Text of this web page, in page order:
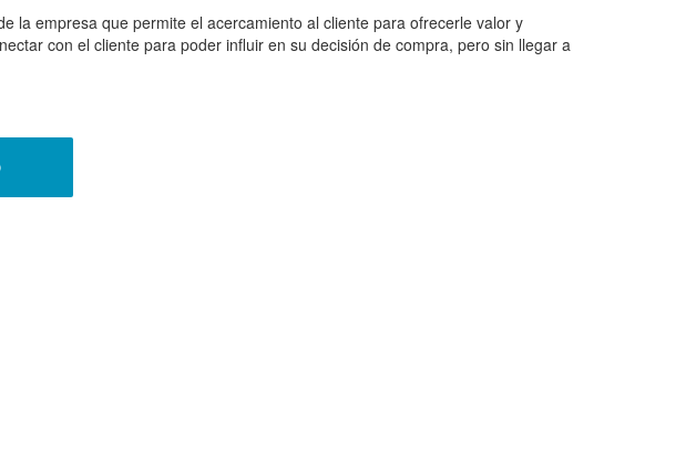
la empresa que permite el acercamiento al cliente para ofrecerle valor y
con el cliente para poder influir en su decisión de compra, pero sin llegar a